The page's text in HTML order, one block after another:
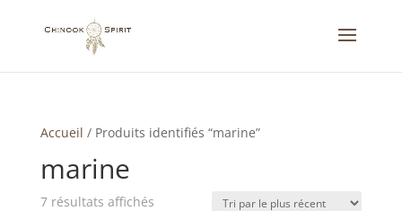
Accueil / Produits identifiés “marine”
marine
7 résultats affichésTrié